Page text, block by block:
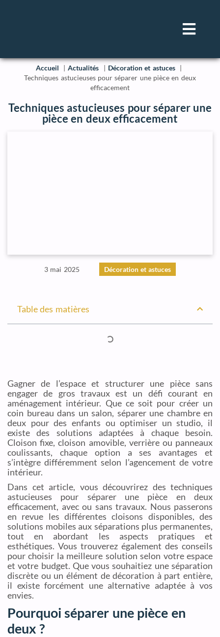
Accueil Actualités
Décoration et astuces
Techniques astucieuses pour séparer une pièce en deux
efficacement
Techniques astucieuses pour séparer une
pièce en deux efficacement
3 mai 2025 Décoration et astuces
Table des matières
Gagner de l’espace et structurer une pièce sans
engager de gros travaux est un défi courant en
aménagement intérieur. Que ce soit pour créer un
coin bureau dans un salon, séparer une chambre en
deux pour des enfants ou optimiser un studio, il
existe des solutions adaptées à chaque besoin.
Cloison fixe, cloison amovible, verrière ou panneaux
coulissants, chaque option a ses avantages et
s’intègre différemment selon l’agencement de votre
intérieur.
Dans cet article, vous découvrirez des techniques
astucieuses pour séparer une pièce en deux
efficacement, avec ou sans travaux. Nous passerons
en revue les différentes cloisons disponibles, des
solutions mobiles aux séparations plus permanentes,
tout en abordant les aspects pratiques et
esthétiques. Vous trouverez également des conseils
pour choisir la meilleure solution selon votre espace
et votre budget. Que vous souhaitiez une séparation
discrète ou un élément de décoration à part entière,
il existe forcément une alternative adaptée à vos
envies.
Pourquoi séparer une pièce en
deux ?